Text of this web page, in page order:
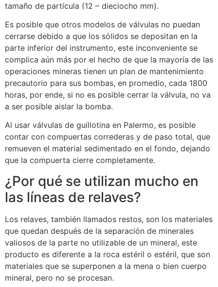
tamaño de partícula (12 – dieciocho mm).
Es posible que otros modelos de válvulas no puedan
cerrarse debido a que los sólidos se depositan en la
parte inferior del instrumento, este inconveniente se
complica aún más por el hecho de que la mayoría de las
operaciones mineras tienen un plan de mantenimiento
precautorio para sus bombas, en promedio, cada 1800
horas, por ende, si no es posible cerrar la válvula, no va
a ser posible aislar la bomba.
Al usar válvulas de guillotina en Palermo, es posible
contar con compuertas correderas y de paso total, que
remueven el material sedimentado en el fondo, dejando
que la compuerta cierre completamente.
¿Por qué se utilizan mucho en
las líneas de relaves?
Los relaves, también llamados restos, son los materiales
que quedan después de la separación de minerales
valiosos de la parte no utilizable de un mineral, este
producto es diferente a la roca estéril o estéril, que son
materiales que se superponen a la mena o bien cuerpo
mineral, pero no se procesan.